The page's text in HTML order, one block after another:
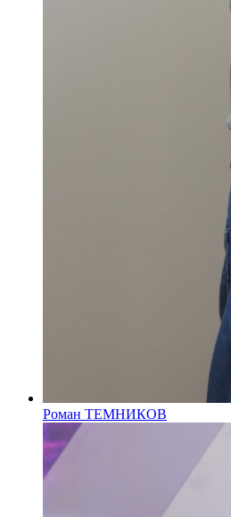
Роман ТЕМНИКОВ